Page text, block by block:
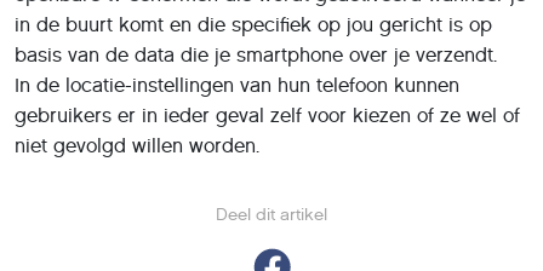
Deel dit artikel
in de buurt komt en die specifiek op jou gericht is op
basis van de data die je smartphone over je verzendt.
In de locatie-instellingen van hun telefoon kunnen
gebruikers er in ieder geval zelf voor kiezen of ze wel of
niet gevolgd willen worden.